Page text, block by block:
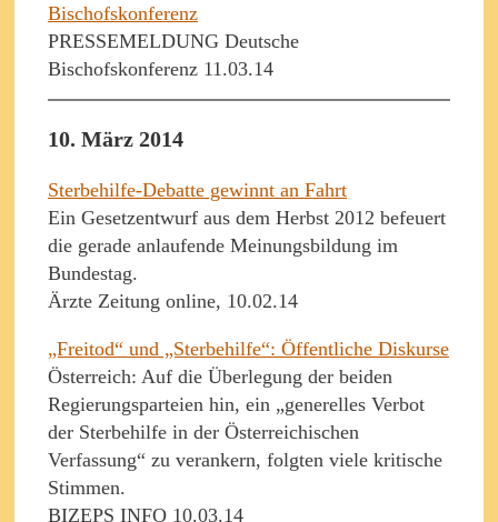
Bischofskonferenz
PRESSEMELDUNG Deutsche
Bischofskonferenz 11.03.14
10. März 2014
Sterbehilfe-Debatte gewinnt an Fahrt
Ein Gesetzentwurf aus dem Herbst 2012 befeuert
die gerade anlaufende Meinungsbildung im
Bundestag.
Ärzte Zeitung online, 10.02.14
„Freitod“ und „Sterbehilfe“: Öffentliche Diskurse
Österreich: Auf die Überlegung der beiden
Regierungsparteien hin, ein „generelles Verbot
der Sterbehilfe in der Österreichischen
Verfassung“ zu verankern, folgten viele kritische
Stimmen.
BIZEPS INFO 10.03.14